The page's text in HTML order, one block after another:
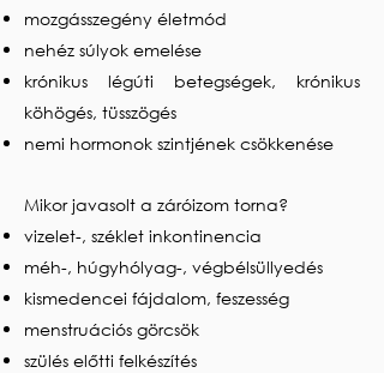
mozgásszegény életmód
nehéz súlyok emelése
krónikus légúti betegségek, krónikus
köhögés, tüsszögés
nemi hormonok szintjének csökkenése
Mikor javasolt a záróizom torna?
vizelet-, széklet inkontinencia
méh-, húgyhólyag-, végbélsüllyedés
kismedencei fájdalom, feszesség
menstruációs görcsök
szülés előtti felkészítés